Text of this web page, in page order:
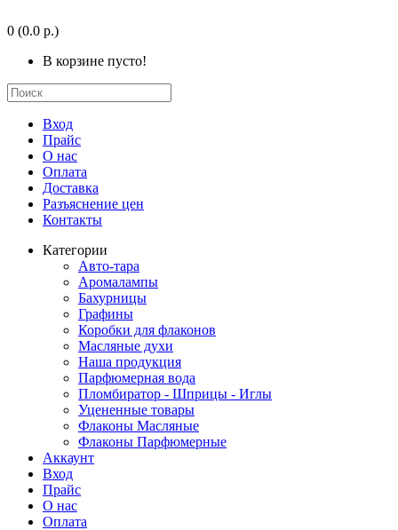
0 (0.0 р.)
В корзине пусто!
Вход
Прайс
О нас
Оплата
Доставка
Разъяснение цен
Контакты
Категории
Авто-тара
Аромалампы
Бахурницы
Графины
Коробки для флаконов
Масляные духи
Наша продукция
Парфюмерная вода
Пломбиратор - Шприцы - Иглы
Уцененные товары
Флаконы Масляные
Флаконы Парфюмерные
Аккаунт
Вход
Прайс
О нас
Оплата